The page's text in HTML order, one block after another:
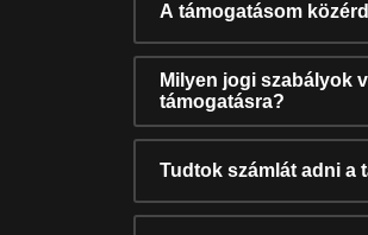
A támogatásom
Milyen jogi szabályok
támogatásra?
Tudtok számlát adni a